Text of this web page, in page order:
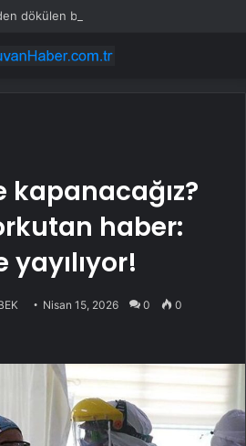
dökülen betonun altında kaldı
kapanacağız?
haber:
Nisan 15, 2026 0 0